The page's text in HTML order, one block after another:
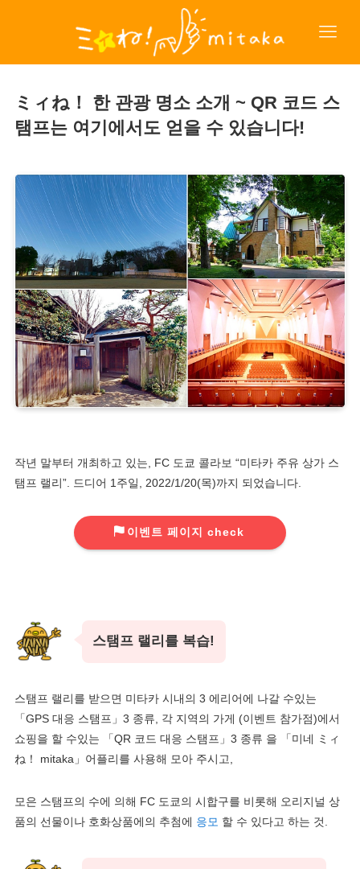
ミィね！ 한 관광 명소 소개 ~ QR 코드 스
탬프는 여기에서도 얻을 수 있습니다!
작년 말부터 개최하고 있는, FC 도쿄 콜라보 “미타카 주유 상가 스
탬프 랠리”. 드디어 1주일, 2022/1/20(목)까지 되었습니다.
이벤트 페이지 check
스탬프 랠리를 복습!
스탬프 랠리를 받으면 미타카 시내의 3 에리어에 나갈 수있는
「GPS 대응 스탬프」3 종류, 각 지역의 가게 (이벤트 참가점)에서
쇼핑을 할 수있는 「QR 코드 대응 스탬프」3 종류 을 「미네 ミィ
ね！ mitaka」어플리를 사용해 모아 주시고,
모은 스탬프의 수에 의해 FC 도쿄의 시합구를 비롯해 오리지널 상
품의 선물이나 호화상품에의 추첨에 응모 할 수 있다고 하는 것.